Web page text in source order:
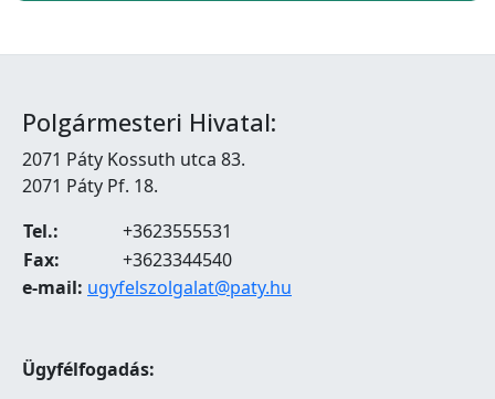
Polgármesteri Hivatal:
2071 Páty Kossuth utca 83.
2071 Páty Pf. 18.
Tel.:
+3623555531
Fax:
+3623344540
e-mail: ugyfelszolgalat@paty.hu
Ügyfélfogadás: